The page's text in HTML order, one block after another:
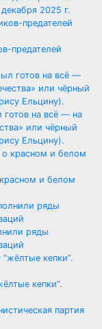
2025 г.
предателей
готов на всё — на
или чёрный
Ельцину).
и белом
ряды
кепки”.